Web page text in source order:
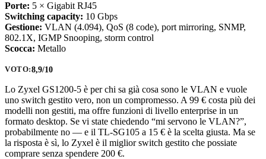
Porte: 5 × Gigabit RJ45
Switching capacity: 10 Gbps
Gestione: VLAN (4.094), QoS (8 code), port mirroring, SNMP,
802.1X, IGMP Snooping, storm control
Scocca: Metallo
VOTO:8,9/10
Lo Zyxel GS1200-5 è per chi sa già cosa sono le VLAN e vuole
uno switch gestito vero, non un compromesso. A 99 € costa più dei
modelli non gestiti, ma offre funzioni di livello enterprise in un
formato desktop. Se vi state chiedendo “mi servono le VLAN?”,
probabilmente no — e il TL-SG105 a 15 € è la scelta giusta. Ma se
la risposta è sì, lo Zyxel è il miglior switch gestito che possiate
comprare senza spendere 200 €.